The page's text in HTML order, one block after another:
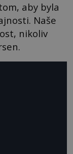
aby byla
Naše
nikoliv